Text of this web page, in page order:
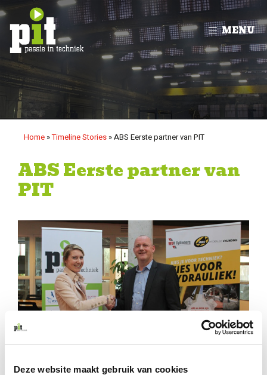
Deze website maakt gebruik van cookies
Ga
naar
inhoud
MENU
Home»Timeline Stories»ABS Eerste partner van PIT
ABS Eerste partner van
PIT